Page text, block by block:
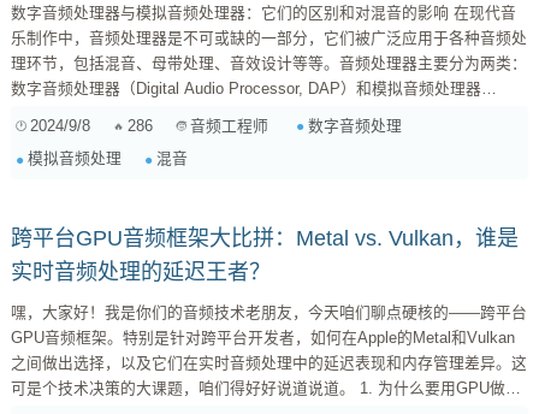
数字音频处理器与模拟音频处理器：它们的区别和对混音的影响 在现代音
乐制作中，音频处理器是不可或缺的一部分，它们被广泛应用于各种音频处
理环节，包括混音、母带处理、音效设计等等。音频处理器主要分为两类：
数字音频处理器（Digital Audio Processor, DAP）和模拟音频处理器
字信号处理（DSP）技术为基础，对音频信号进行处理。它们通常采用芯片
或专用集成电路来实现复杂的音频处理算法，并利用数字信号的稳定性和精
2024/9/8 286 音频工程师
数字音频处理
模拟音频处理
混音
跨平台GPU音频框架大比拼：Metal vs. Vulkan，谁是
实时音频处理的延迟王者？
嘿，大家好！我是你们的音频技术老朋友，今天咱们聊点硬核的——跨平台
GPU音频框架。特别是针对跨平台开发者，如何在Apple的Metal和Vulkan
之间做出选择，以及它们在实时音频处理中的延迟表现和内存管理差异。这
可是个技术决策的大课题，咱们得好好说道说道。 1. 为什么要用GPU做音